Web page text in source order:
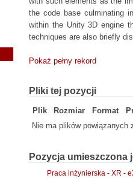
the code base culminating
within the Unity 3D engine
techniques are also briefly
Pokaż pełny rekord
Pliki tej pozycji
Plik Rozmiar Format
Nie ma plików powiązanych
Pozycja
Praca inżynierska - XR -